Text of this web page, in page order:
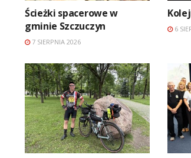
Ścieżki spacerowe w
gminie Szczuczyn
7 SIERPNIA 2026
6